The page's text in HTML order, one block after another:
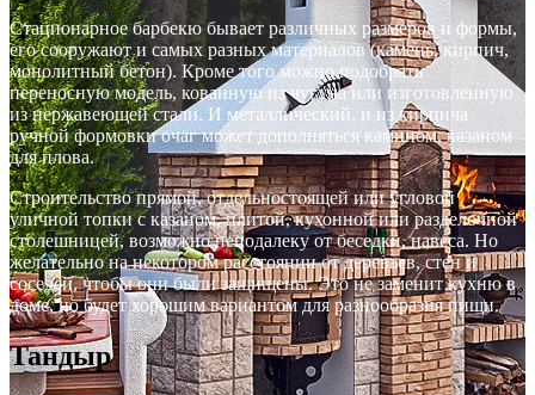
Стационарное барбекю бывает различных размеров и формы,
его сооружают и самых разных материалов (камень, кирпич,
монолитный бетон). Кроме того можно подобрать
переносную модель, кованную из чугуна или изготовленную
из нержавеющей стали. И металлический, и из кирпича
ручной формовки очаг может дополняться камином, казаном
для плова.
Строительство прямой, отдельностоящей или угловой
уличной топки с казаном, плитой, кухонной или разделочной
столешницей, возможно неподалеку от беседки, навеса. Но
желательно на некотором расстоянии от деревьев, стен и
соседей, чтобы они были защищены. Это не заменит кухню в
доме, но будет хорошим вариантом для разнообразия пищи.
Тандыр